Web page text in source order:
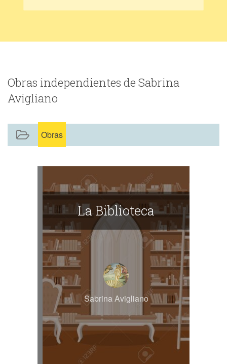
site
Obras independientes de Sabrina
Avigliano
Obras
La Biblioteca
Sabrina Avigliano